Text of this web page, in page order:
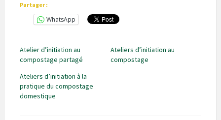
Partager :
WhatsApp
Atelier d’initiation au
compostage partagé
Ateliers d’initiation au
compostage
Ateliers d’initiation à la
pratique du compostage
domestique